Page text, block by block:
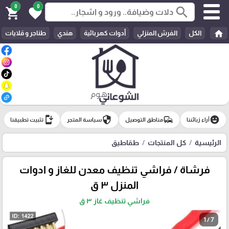
search
0
favorite
0
shopping_cart
home الكل الفرش المنزلي أدوات كهربائية هندي طناجر و قلايات
emoji_emotionsآراء زبائننا commuteمناطق التوصيل securityسياسة المتجر install_mobile تثبيت تطبيقنا
الرئيسية كل المنتجات طقاطيق
فرشاة / فراشي تنظيف معدن للغاز و ادوات
المنزل ٣ ق
فراشي تنظيف غاز ٣ ق
1 / 7